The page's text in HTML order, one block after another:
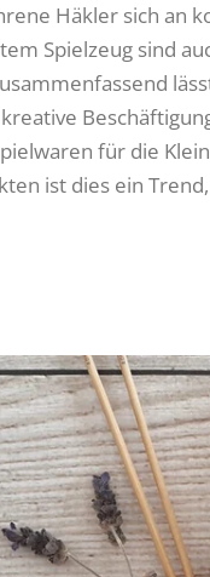
Häkler sich an
Spielzeug sind
für die
ist dies ein